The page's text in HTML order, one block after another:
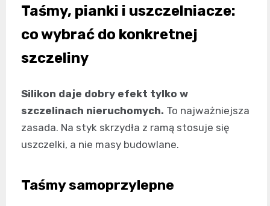
Taśmy, pianki i uszczelniacze:
co wybrać do konkretnej
szczeliny
Silikon daje dobry efekt tylko w
szczelinach nieruchomych. To najważniejsza
zasada. Na styk skrzydła z ramą stosuje się
uszczelki, a nie masy budowlane.
Taśmy samoprzylepne